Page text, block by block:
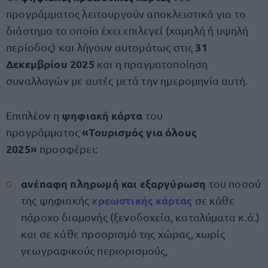
προγράμματος λειτουργούν αποκλειστικά για το
διάστημα το οποίο έχει επιλεγεί (χαμηλή ή υψηλή
περίοδος) και λήγουν αυτομάτως στις 31
Δεκεμβρίου 2025 και η πραγματοποίηση
συναλλαγών με αυτές μετά την ημερομηνία αυτή.
Επιπλέον η ψηφιακή κάρτα του
προγράμματος«Τουρισμός για όλους
2025» προσφέρει:
ανέπαφη πληρωμή και εξαργύρωση του ποσού
της ψηφιακής χρεωστικής κάρτας σε κάθε
πάροχο διαμονής (ξενοδοχεία, καταλύματα κ.ά.)
και σε κάθε προορισμό της χώρας, χωρίς
γεωγραφικούς περιορισμούς,